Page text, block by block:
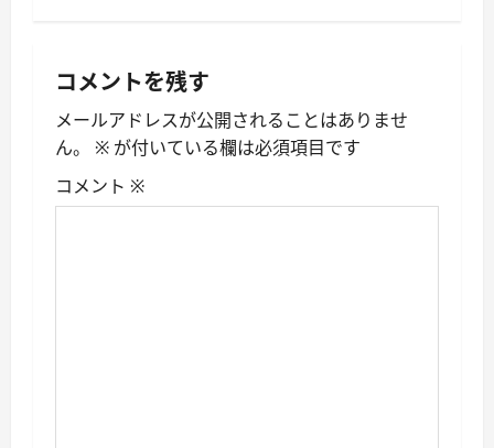
ゲ
ー
シ
ョ
コメントを残す
メールアドレスが公開されることはありませ
ん。
※ が付いている欄は必須項目です
コメント ※